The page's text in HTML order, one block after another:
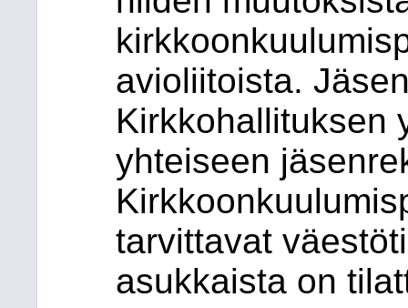
avioliitoista.
Kirkkohallituksen
yhteiseen
tarvittavat
asukkaista on